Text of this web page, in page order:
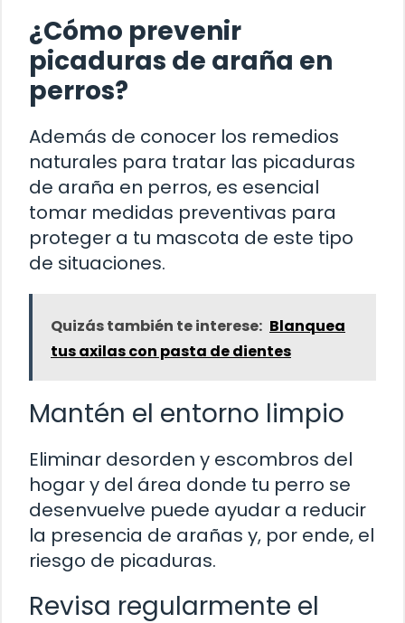
¿Cómo prevenir
picaduras de araña en
perros?
Además de conocer los remedios
naturales para tratar las picaduras
de araña en perros, es esencial
tomar medidas preventivas para
proteger a tu mascota de este tipo
de situaciones.
Quizás también te interese: Blanquea
tus axilas con pasta de dientes
Mantén el entorno limpio
Eliminar desorden y escombros del
hogar y del área donde tu perro se
desenvuelve puede ayudar a reducir
la presencia de arañas y, por ende, el
riesgo de picaduras.
Revisa regularmente el